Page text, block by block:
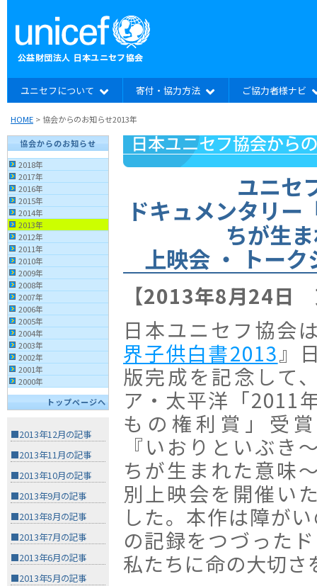
ユニセフについて 寄付・協力方法 ご協力者様ナビ
HOME > 協会からのお知らせ2013年
協会からのお知らせ
2018年
2017年
2016年
2015年
2014年
2013年
2012年
2011年
2010年
2009年
2008年
2007年
2006年
2005年
2004年
2003年
2002年
2001年
2000年
トップページへ
■2013年12月の記事
■2013年11月の記事
■2013年10月の記事
■2013年9月の記事
■2013年8月の記事
■2013年7月の記事
■2013年6月の記事
■2013年5月の記事
ユニセ
ドキュメンタリー
ちが生
上映会 ・ トー
【2013年8月24日
日本ユニセフ協会
界子供白書2013』
版完成を記念して
ア・太平洋「2011
もの権利賞」受
『いおりといぶき
ちが生まれた意味
別上映会を開催い
した。本作は障が
の記録をつづった
私たちに命の大切さ